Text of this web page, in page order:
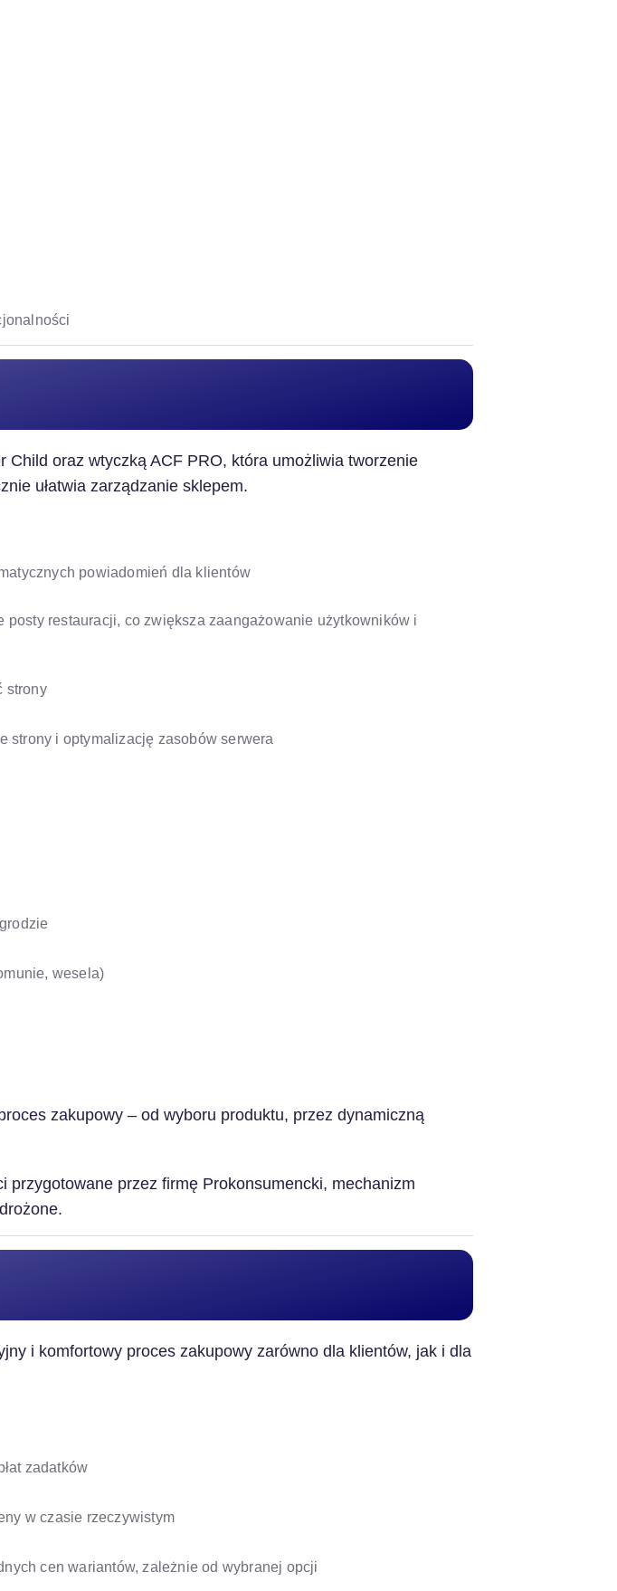
Child oraz wtyczką ACF PRO, która umożliwia tworzenie
ułatwia zarządzanie sklepem.
powiadomień dla klientów
restauracji, co zwiększa zaangażowanie użytkowników i
strony
strony i optymalizację zasobów serwera
wesela)
zakupowy – od wyboru produktu, przez dynamiczną
przygotowane przez firmę Prokonsumencki, mechanizm
i komfortowy proces zakupowy zarówno dla klientów, jak i dla
zadatków
w czasie rzeczywistym
cen wariantów, zależnie od wybranej opcji